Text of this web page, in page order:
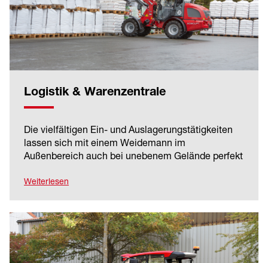
Logistik & Warenzentrale
Die vielfältigen Ein- und Auslagerungstätigkeiten
lassen sich mit einem Weidemann im
Außenbereich auch bei unebenem Gelände perfekt
werden, da die Maschinekonstruktion und die
Weiterlesen